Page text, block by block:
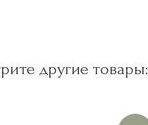
другие товары: